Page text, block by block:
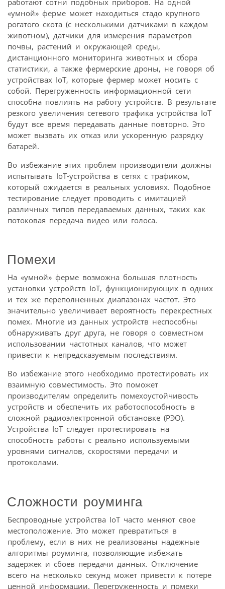
«умной» ферме может находиться стадо крупного
рогатого скота (с несколькими датчиками в каждом
животном), датчики для измерения параметров
почвы, растений и окружающей среды,
дистанционного мониторинга животных и сбора
статистики, а также фермерские дроны, не говоря об
устройствах IoT, которые фермер может носить с
собой. Перегруженность информационной сети
способна повлиять на работу устройств. В результате
резкого увеличения сетевого трафика устройства IoT
будут все время передавать данные повторно. Это
может вызвать их отказ или ускоренную разрядку
батарей.
Во избежание этих проблем производители должны
испытывать IoT-устройства в сетях с трафиком,
который ожидается в реальных условиях. Подобное
тестирование следует проводить с имитацией
различных типов передаваемых данных, таких как
потоковая передача видео или голоса.
Помехи
На «умной» ферме возможна большая плотность
установки устройств IoT, функционирующих в одних
и тех же переполненных диапазонах частот. Это
значительно увеличивает вероятность перекрестных
помех. Многие из данных устройств неспособны
обнаруживать друг друга, не говоря о совместном
использовании частотных каналов, что может
привести к непредсказуемым последствиям.
Во избежание этого необходимо протестировать их
взаимную совместимость. Это поможет
производителям определить помехоустойчивость
устройств и обеспечить их работоспособность в
сложной радиоэлектронной обстановке (РЭО).
Устройства IoT следует протестировать на
способность работы с реально используемыми
уровнями сигналов, скоростями передачи и
протоколами.
Сложности роуминга
Беспроводные устройства IoT часто меняют свое
местоположение. Это может превратиться в
проблему, если в них не реализованы надежные
алгоритмы роуминга, позволяющие избежать
задержек и сбоев передачи данных. Отключение
всего на несколько секунд может привести к потере
ценной информации. Перегруженность и помехи